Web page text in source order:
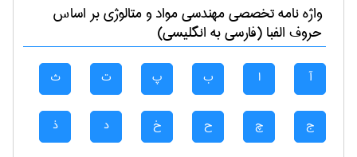
واژه نامه تخصصیمهندسی مواد و متالوژیبر اساس
حروف الفبا (فارسی به انگلیسی)
آ ا ب پ ت ث
ج چ ح خ د ذ